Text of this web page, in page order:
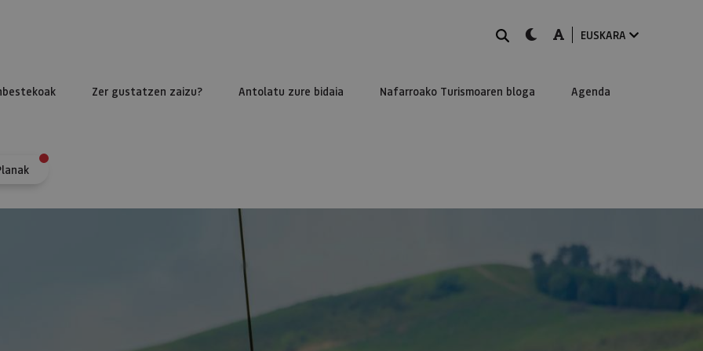
BILATUdark-mode
A-modeEUSKARA
Zer gustatzen zaizu? Antolatu zure bidaia Nafarroako Turismoaren bloga Agenda